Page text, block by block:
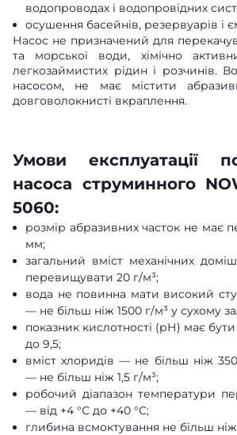
водопроводах і водопровідних
осушення басейнів, резервуарів і
Насос не призначений для
та морської води, хімічно
легкозаймистих рідин і розчинів.
насосом, не має містити
довговолокнисті вкраплення.
Умови експлуатації
насоса струминного
5060:
розмір абразивних часток не має
мм;
загальний вміст механічних
перевищувати 20 г/м³;
вода не повинна мати високий
— не більш ніж 1500 г/м³ у сухому
показник кислотності (рН) має бути
до 9,5;
вміст хлоридів — не більш ніж
— не більш ніж 1,5 г/м³;
робочий діапазон температури
— від +4 °С до +40 °С;
глибина всмоктування не більш